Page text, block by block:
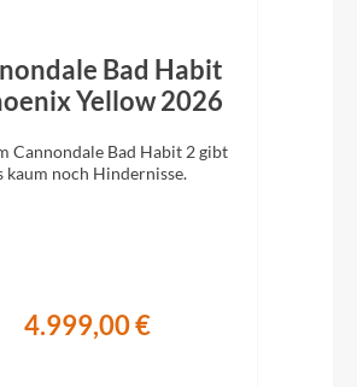
Bad Habit
Yellow 2026
Cannondale Bad Habit 2 gibt
kaum noch Hindernisse.
4.999,00 €